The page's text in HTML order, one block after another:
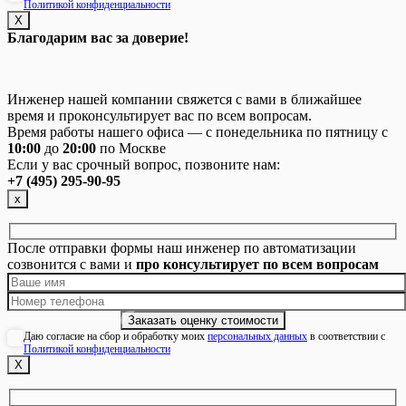
Политикой конфиденциальности
Х
Благодарим вас за доверие!
Инженер нашей компании свяжется с вами в ближайшее
время и проконсультирует вас по всем вопросам.
Время работы нашего офиса — с понедельника по пятницу с
10:00 до 20:00 по Москве
Если у вас срочный вопрос, позвоните нам:
+7 (495) 295-90-95
х
После отправки формы наш инженер по автоматизации
созвонится с вами и про консультирует по всем вопросам
Даю согласие на сбор и обработку моих персональных данных в соответствии с
Политикой конфиденциальности
Х